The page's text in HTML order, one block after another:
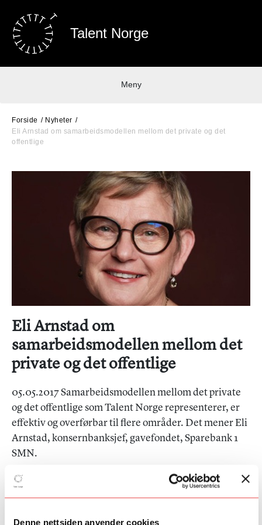
Denne nettsiden anvender cookies
Talent Norge
Meny
Forside
Nyheter
Eli Arnstad om samarbeidsmodellen mellom det private og det
offentlige
Eli Arnstad om
samarbeidsmodellen mellom det
private og det offentlige
05.05.2017 Samarbeidsmodellen mellom det private
og det offentlige som Talent Norge representerer, er
effektiv og overførbar til flere områder. Det mener Eli
Arnstad, konsernbanksjef, gavefondet, Sparebank 1
SMN.
– Vi har lang tradisjon med å dele overskuddet fra banken med
gode formål i samfunnet, det har vi gjort siden 1840. Gjennom